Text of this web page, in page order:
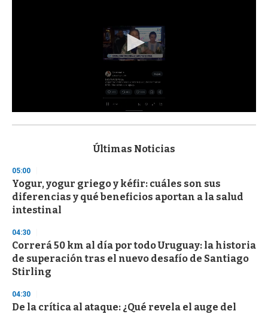
s
d
s
o
f
3
s
e
c
o
n
Últimas Noticias
05:00
Yogur, yogur griego y kéfir: cuáles son sus
diferencias y qué beneficios aportan a la salud
intestinal
04:30
Correrá 50 km al día por todo Uruguay: la historia
de superación tras el nuevo desafío de Santiago
Stirling
04:30
De la crítica al ataque: ¿Qué revela el auge del